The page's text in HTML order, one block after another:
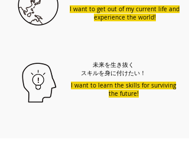
I want to get out of my current life and
experience the world!
未来を生き抜く
スキルを身に付けたい！
I want to learn the skills for surviving
the future!